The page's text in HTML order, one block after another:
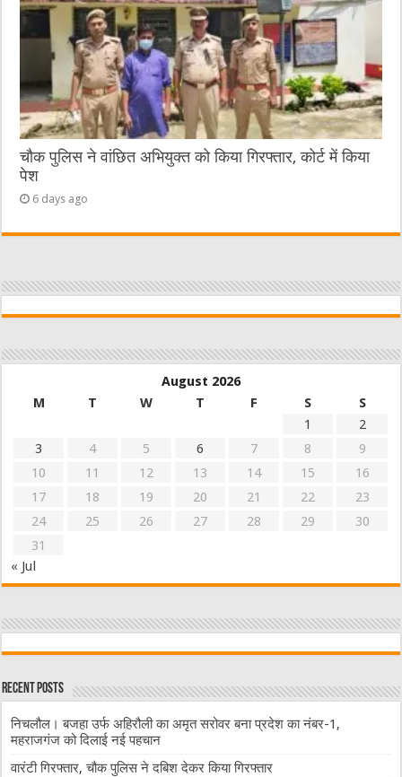
चौक पुलिस ने वांछित अभियुक्त को किया गिरफ्तार, कोर्ट में किया
पेश
6 days ago
August 2026
M
T W T F S
S
1
2
3
4 5 6 7 8
9
10
11 12 13 14 15
16
17
18 19 20 21 22
23
24
25 26 27 28 29
30
31
« Jul
Recent Posts
निचलौल। बजहा उर्फ अहिरौली का अमृत सरोवर बना प्रदेश का नंबर-1,
महराजगंज को दिलाई नई पहचान
वारंटी गिरफ्तार, चौक पुलिस ने दबिश देकर किया गिरफ्तार